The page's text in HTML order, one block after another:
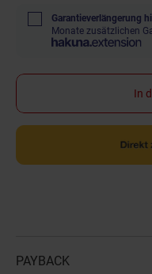
Garantieverlängerung
Monate zusätzlichen
In
PAYBACK